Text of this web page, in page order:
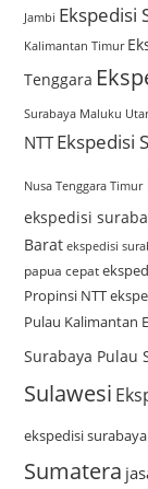
Jambi Ekspedisi
Kalimantan Timur
Tenggara
Surabaya Maluku
NTTEkspedisi
Nusa Tenggara Timur
ekspedisi
Barat ekspedisi
papua cepat
Propinsi NTT
Pulau Kalimantan
Surabaya Pulau
Sulawesi
ekspedisi
Sumatera